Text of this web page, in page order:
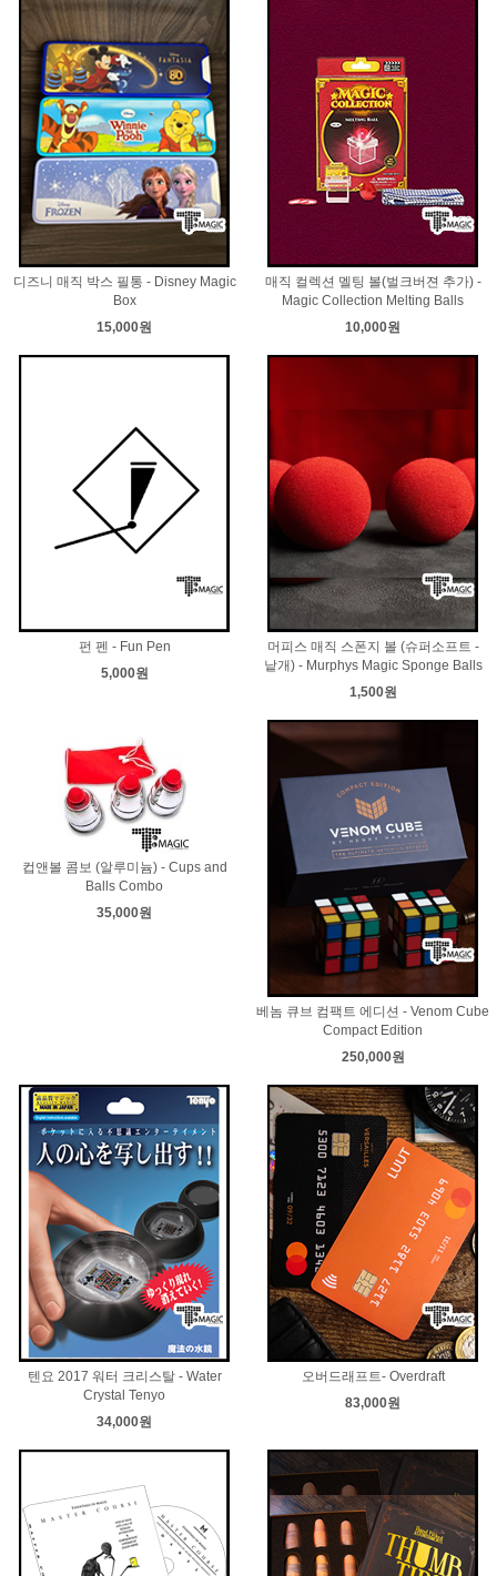
디즈니 매직 박스 필통 - Disney Magic
Box
15,000원
매직 컬렉션 멜팅 볼(벌크버젼 추가) -
Magic Collection Melting Balls
10,000원
펀 펜 - Fun Pen
5,000원
머피스 매직 스폰지 볼 (슈퍼소프트 -
낱개) - Murphys Magic Sponge Balls
1,500원
컵앤볼 콤보 (알루미늄) - Cups and
Balls Combo
35,000원
베놈 큐브 컴팩트 에디션 - Venom Cube
Compact Edition
250,000원
텐요 2017 워터 크리스탈 - Water
Crystal Tenyo
34,000원
오버드래프트- Overdraft
83,000원